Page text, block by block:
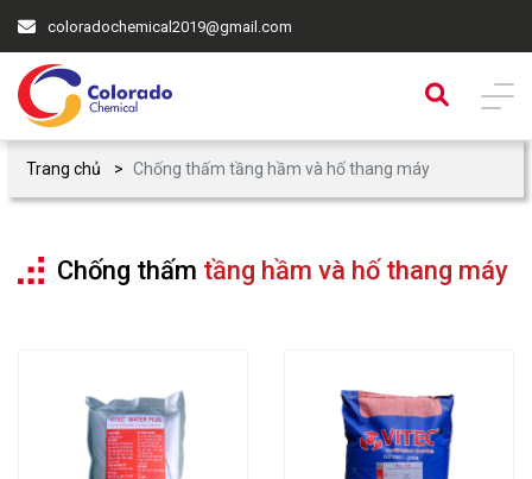
coloradochemical2019@gmail.com
Trang chủ Chống thấm tầng hầm và hố thang máy
Chống thấm tầng hầm và hố thang máy